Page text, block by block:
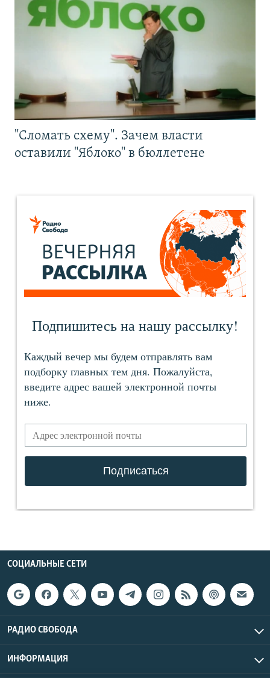
"Сломать схему". Зачем власти
оставили "Яблоко" в бюллетене
СОЦИАЛЬНЫЕ СЕТИ
РАДИО СВОБОДА
ИНФОРМАЦИЯ